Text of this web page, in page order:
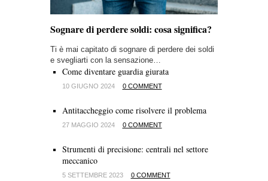
Sognare di perdere soldi: cosa significa?
Ti è mai capitato di sognare di perdere dei soldi
e svegliarti con la sensazione…
Come diventare guardia giurata
10 GIUGNO 2024 0 COMMENT
Antitaccheggio come risolvere il problema
27 MAGGIO 2024 0 COMMENT
Strumenti di precisione: centrali nel settore
meccanico
5 SETTEMBRE 2023 0 COMMENT